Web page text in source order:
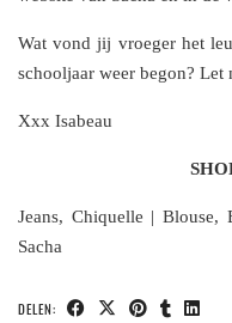
Wat vond jij vroeger het
schooljaar weer begon? Let
Xxx Isabeau
Jeans, Chiquelle | Blouse,
Sacha
DELEN: